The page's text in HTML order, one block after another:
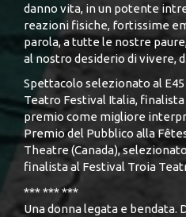
danno vita, in un potente
reazioni fisiche, fortissime
parola, a tutte le nostre
al nostro desiderio di vivere,
Spettacolo selezionato al
Teatro Festival Italia,
premio come migliore
Premio del Pubblico alla
Theatre (Canada),
finalista al Festival Troia
*** *** ***
Una donna legata e bendata.